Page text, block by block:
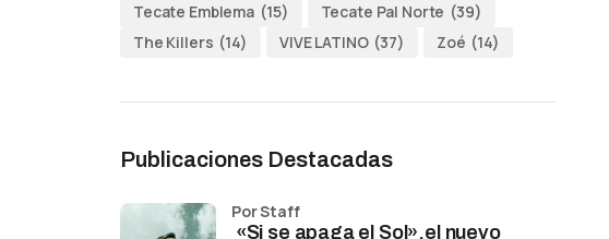
Tecate Emblema (15) Tecate Pal Norte (39)
The Killers (14) VIVE LATINO (37) Zoé (14)
Publicaciones Destacadas
«Si se apaga el Sol»,el nuevo
por Staff